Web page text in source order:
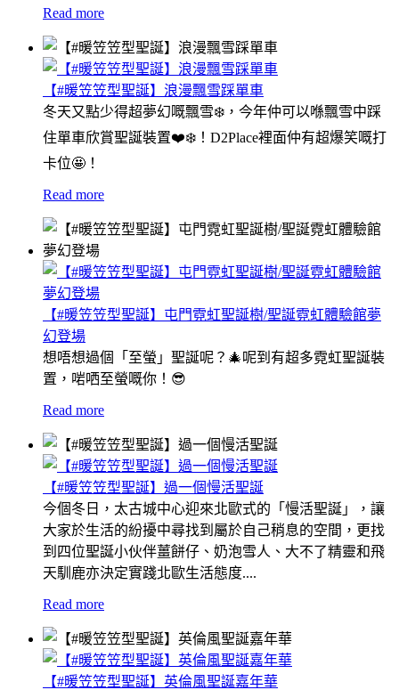
Read more
【#暖笠笠型聖誕】浪漫飄雪踩單車
冬天又點少得超夢幻嘅飄雪❄️，今年仲可以喺飄雪中踩
住單車欣賞聖誕裝置❤️❄️！D2Place裡面仲有超爆笑嘅打
卡位🤩！
Read more
【#暖笠笠型聖誕】屯門霓虹聖誕樹/聖誕霓虹體驗館夢
幻登場
想唔想過個「至螢」聖誕呢？🎄呢到有超多霓虹聖誕裝
置，啱哂至螢嘅你！😎
Read more
【#暖笠笠型聖誕】過一個慢活聖誕
今個冬日，太古城中心迎來北歐式的「慢活聖誕」，讓
大家於生活的紛擾中尋找到屬於自己稍息的空間，更找
到四位聖誕小伙伴薑餅仔、奶泡雪人、大不了精靈和飛
天馴鹿亦決定實踐北歐生活態度....
Read more
【#暖笠笠型聖誕】英倫風聖誕嘉年華